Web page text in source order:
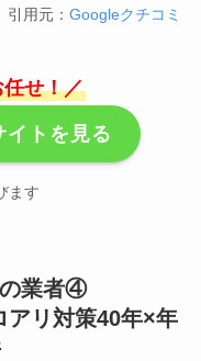
引用元：Googleクチコミ
せ！／
イトを見る
ます
の業者④
アリ対策40年×年